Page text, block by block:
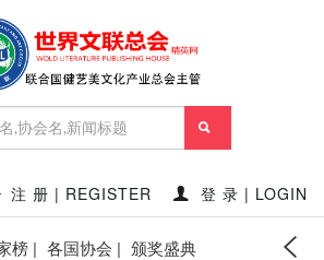
注 册 | REGISTER 登 录 | LOGIN
榜 | 各国协会 | 颁奖盛典